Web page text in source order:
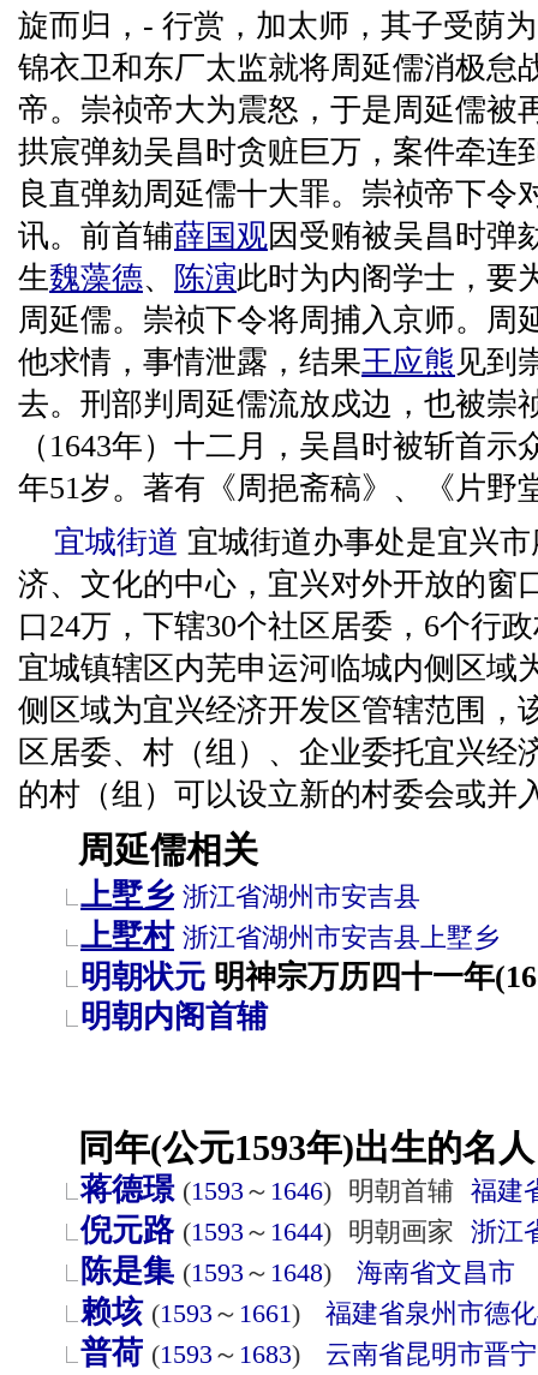
旋而归，- 行赏，加太师，其子受荫
锦衣卫和东厂太监就将周延儒消极怠
帝。崇祯帝大为震怒，于是周延儒被
拱宸弹劾吴昌时贪赃巨万，案件牵连
良直弹劾周延儒十大罪。崇祯帝下令
讯。前首辅薛国观因受贿被吴昌时弹
生魏藻德、 陈演此时为内阁学士，要
周延儒。崇祯下令将周捕入京师。周
他求情，事情泄露，结果王应熊 见到
去。刑部判周延儒流放戍边，也被崇
（1643年）十二月，吴昌时被斩首
年51岁。著有《周挹斋稿》、《片野
宜城街道 宜城街道办事处是宜兴
济、文化的中心，宜兴对外开放的窗
口24万，下辖30个社区居委，6个行
宜城镇辖区内芜申运河临城内侧区域
侧区域为宜兴经济开发区管辖范围，
区居委、村（组）、企业委托宜兴经
的村（组）可以设立新的村委会或
周延儒相关
上墅乡 浙江省湖州市安吉县
上墅村 浙江省湖州市安吉县上墅乡
明朝状元 明神宗万历四十一年
明朝内阁首辅
同年(公元1593年)出生的名
蒋德璟 (1593 ～ 1646) 明朝首辅 福建
倪元路 (1593 ～ 1644) 明朝画家 浙江
陈是集 (1593 ～ 1648) 海南省文昌市
赖垓 (1593 ～ 1661) 福建省泉州市德
普荷 (1593 ～ 1683) 云南省昆明市晋